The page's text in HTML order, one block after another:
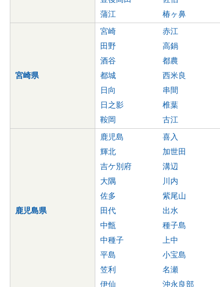
蒲江
椿ヶ鼻
宮崎県
宮崎
赤江
田野
高鍋
酒谷
都農
都城
西米良
日向
串間
日之影
椎葉
鞍岡
古江
鹿児島県
鹿児島
喜入
輝北
加世田
吉ケ別府
溝辺
大隅
川内
佐多
紫尾山
田代
出水
中甑
種子島
中種子
上中
平島
小宝島
笠利
名瀬
伊仙
沖永良部